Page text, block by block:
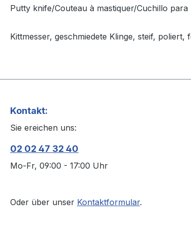
Putty knife/Couteau à mastiquer/Cuchillo para
Kittmesser, geschmiedete Klinge, steif,
Kontakt:
Sie ereichen uns:
02 02 47 32 40
Mo-Fr, 09:00 - 17:00 Uhr
Oder über unser Kontaktformular.